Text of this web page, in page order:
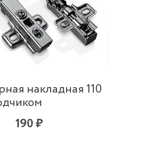
накладная 110
190 ₽